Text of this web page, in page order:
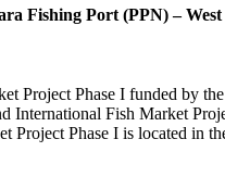
Fishing Port (PPN) –
Project Phase I funded by
International Fish Market
Project Phase I is located in